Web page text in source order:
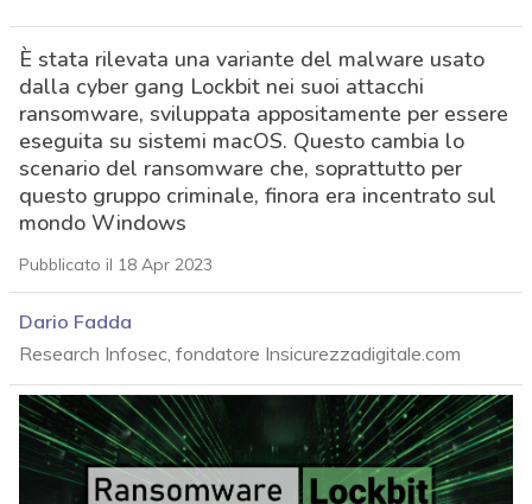
È stata rilevata una variante del malware usato
dalla cyber gang Lockbit nei suoi attacchi
ransomware, sviluppata appositamente per essere
eseguita su sistemi macOS. Questo cambia lo
scenario del ransomware che, soprattutto per
questo gruppo criminale, finora era incentrato sul
mondo Windows
Pubblicato il 18 Apr 2023
Dario Fadda
Research Infosec, fondatore Insicurezzadigitale.com